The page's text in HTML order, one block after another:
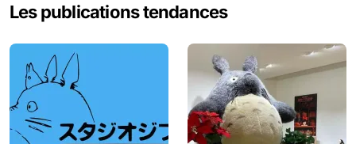
r
h
:
Les publications tendances